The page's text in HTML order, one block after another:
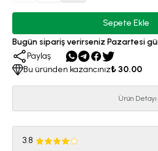
Sepete Ekle
Bugün sipariş verirseniz Pazartesi
Paylaş
Bu üründen kazancınız₺ 30.00
Ürün Detayı
3.8